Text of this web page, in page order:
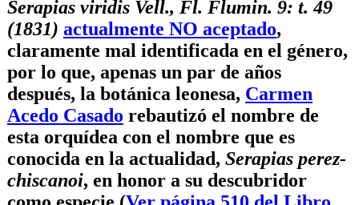
Serapias viridis Vell., Fl. Flumin. 9: t. 49
(1831) actualmente NO aceptado,
claramente mal identificada en el género,
por lo que, apenas un par de años
después, la botánica leonesa, Carmen
Acedo Casado rebautizó el nombre de
esta orquídea con el nombre que es
conocida en la actualidad, Serapias perez-
chiscanoi, en honor a su descubridor